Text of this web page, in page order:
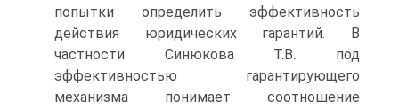
попытки определить эффективность
действия юридических гарантий. В
частности Синюкова Т.В. под
эффективностью гарантирующего
механизма понимает соотношение